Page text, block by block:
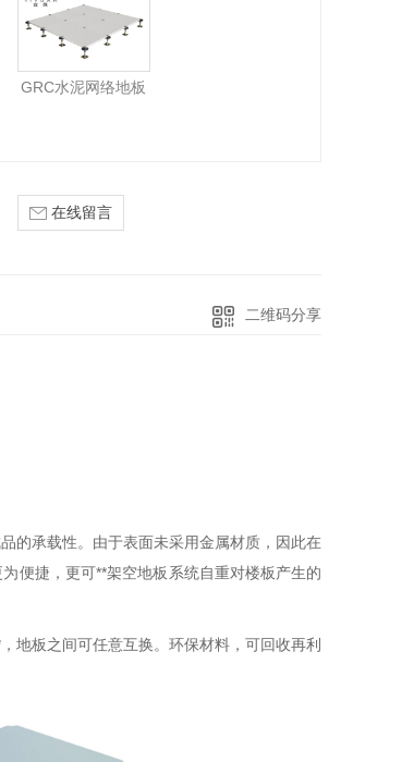
GRC水泥网络地板
在线留言
二维码分享
的承载性。由于表面未采用金属材质，因此在
便捷，更可**架空地板系统自重对楼板产生的
地板之间可任意互换。环保材料，可回收再利